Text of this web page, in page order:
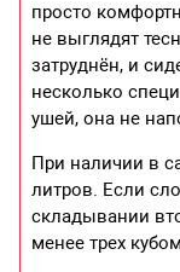
просто
не выглядят
затруднён, и
несколько
ушей, она не
При наличии в
литров. Если
складывании
менее трех